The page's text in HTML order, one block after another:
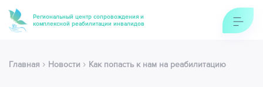
Региональный центр сопровождения и
комплексной реабилитации инвалидов
Главная › Новости › Как попасть к нам на реабилитацию